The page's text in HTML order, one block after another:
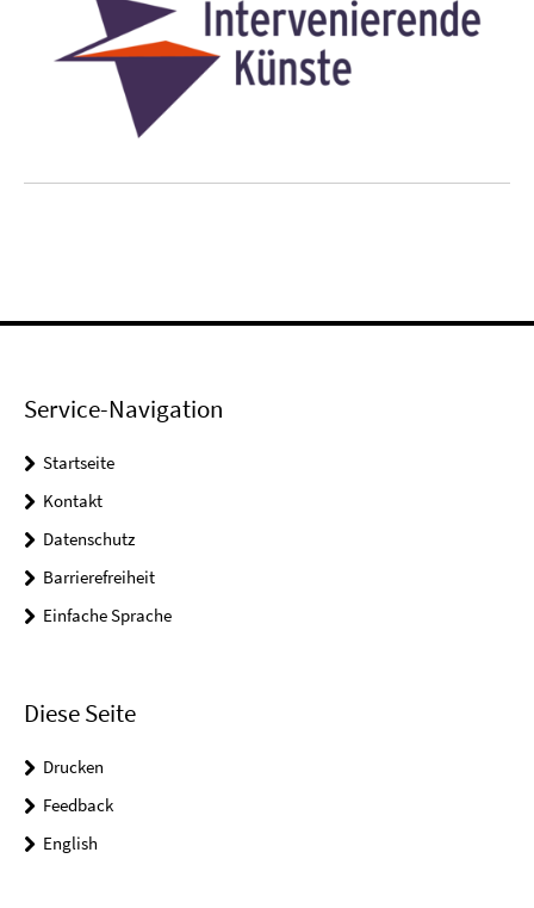
Service-Navigation
Startseite
Kontakt
Datenschutz
Barrierefreiheit
Einfache Sprache
Diese Seite
Drucken
Feedback
English